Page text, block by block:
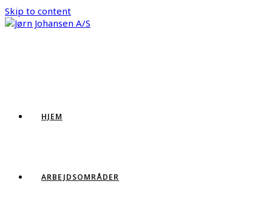
Skip to content
HJEM
ARBEJDSOMRÅDER